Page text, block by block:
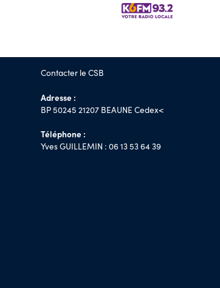
Contacter le CSB
Adresse :
BP 50245 21207 BEAUNE Cedex<
Téléphone :
Yves GUILLEMIN : 06 13 53 64 39